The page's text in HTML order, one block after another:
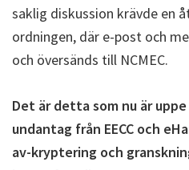
saklig diskussion krävde en
ordningen, där e-post och
och översänds till NCMEC.
Det är detta som nu är
undantag från EECC och
av-kryptering och